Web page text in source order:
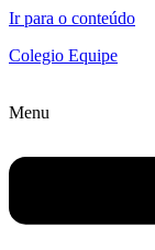
Ir para o conteúdo
Colegio Equipe
Menu